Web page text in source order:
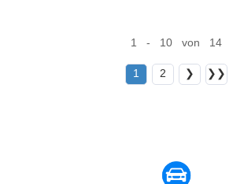
1 - 10 von 14
1 2 ❯ ❯❯